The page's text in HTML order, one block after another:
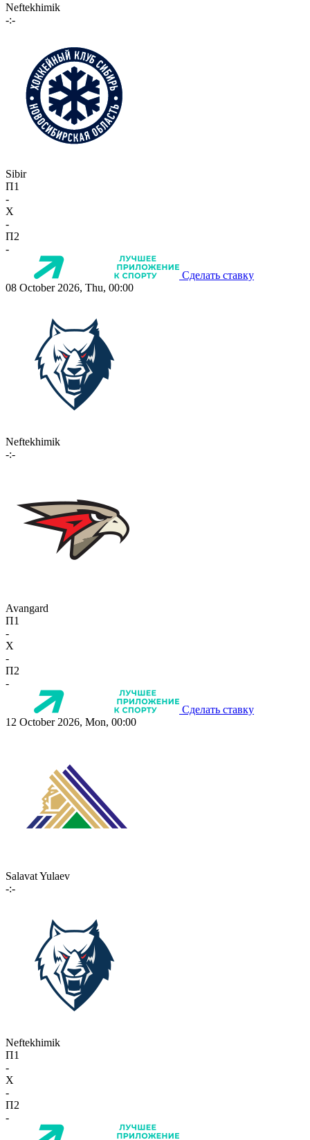
Neftekhimik
-:-
Sibir
П1
-
X
-
П2
-
Сделать ставку
08 October 2026, Thu, 00:00
Neftekhimik
-:-
Avangard
П1
-
X
-
П2
-
Сделать ставку
12 October 2026, Mon, 00:00
Salavat Yulaev
-:-
Neftekhimik
П1
-
X
-
П2
-